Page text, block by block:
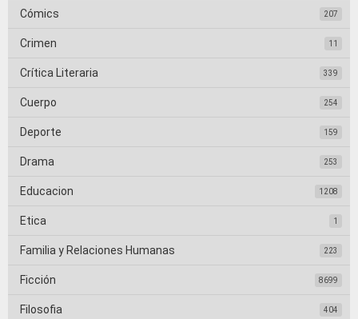
Cómics 207
Crimen 11
Crítica Literaria 339
Cuerpo 254
Deporte 159
Drama 253
Educacion 1208
Etica 1
Familia y Relaciones Humanas 223
Ficción 8699
Filosofia 404